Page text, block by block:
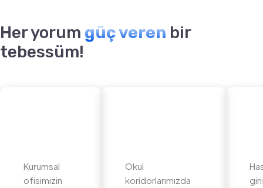
Her yorum güç veren bir
tebessüm!
Kurumsal
ofisimizin
Okul
koridorlarımızda